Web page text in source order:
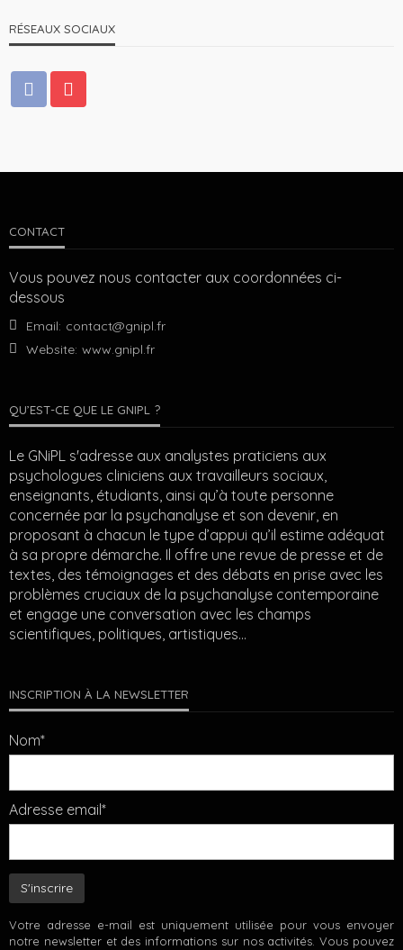
RÉSEAUX SOCIAUX
CONTACT
Vous pouvez nous contacter aux coordonnées ci-
dessous
Email: contact@gnipl.fr
Website: www.gnipl.fr
QU’EST-CE QUE LE GNIPL ?
Le GNiPL s'adresse aux analystes praticiens aux
psychologues cliniciens aux travailleurs sociaux,
enseignants, étudiants, ainsi qu’à toute personne
concernée par la psychanalyse et son devenir, en
proposant à chacun le type d’appui qu’il estime adéquat
à sa propre démarche. Il offre une revue de presse et de
textes, des témoignages et des débats en prise avec les
problèmes cruciaux de la psychanalyse contemporaine
et engage une conversation avec les champs
scientifiques, politiques, artistiques…
INSCRIPTION À LA NEWSLETTER
Nom*
Adresse email*
Votre adresse e-mail est uniquement utilisée pour vous envoyer
notre newsletter et des informations sur nos activités. Vous pouvez